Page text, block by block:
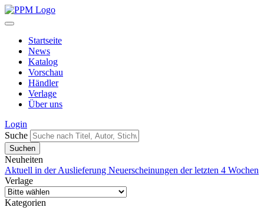
Startseite
News
Katalog
Vorschau
Händler
Verlage
Über uns
Login
Suche
Neuheiten
Aktuell in der Auslieferung Neuerscheinungen der letzten 4 Wochen
Verlage
Kategorien